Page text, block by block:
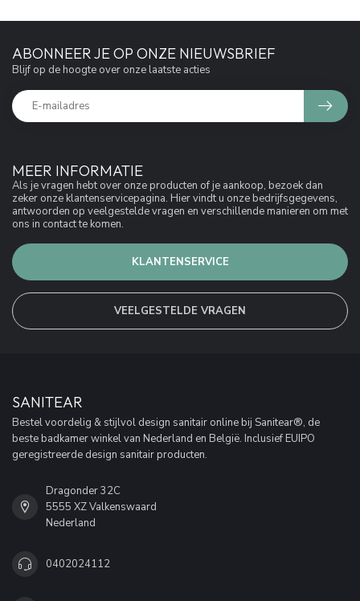
MEER INFORMATIE
Als je vragen hebt over onze producten of je aankoop, bezoek dan
zeker onze klantenservicepagina. Hier vindt u onze bedrijfsgegevens,
antwoorden op veelgestelde vragen en verschillende manieren om met
ons in contact te komen.
KLANTENSERVICE
VEELGESTELDE VRAGEN
ABONNEER JE OP ONZE NIEUWSBRIEF
Blijf op de hoogte over onze laatste acties
SANITEAR
Bestel voordelig & stijlvol design sanitair online bij Sanitear®, de
beste badkamer winkel van Nederland en België. Inclusief EUIPO
geregistreerde design sanitair producten.
Dragonder 32C
5555 XZ Valkenswaard
Nederland
0402024112